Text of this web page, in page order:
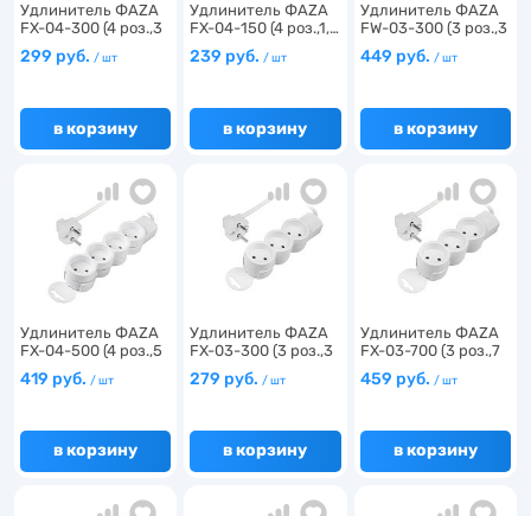
Удлинитель ФАZA
FX-04-300 (4 роз.,3
…
299 руб. / шт
в корзину
Удлинитель ФАZA
FX-04-150 (4 роз.,1,…
239 руб./ шт
в корзину
Удлинитель ФАZA
FW-03-300 (3 роз.,3
…
449 руб. / шт
в корзину
Удлинитель ФАZA
FX-04-500 (4 роз.,5
419 руб. / шт
в корзину
Удлинитель ФАZA
FX-03-300 (3 роз.,3
279 руб./ шт
в корзину
Удлинитель ФАZA
FX-03-700 (3 роз.,7
459 руб. / шт
в корзину